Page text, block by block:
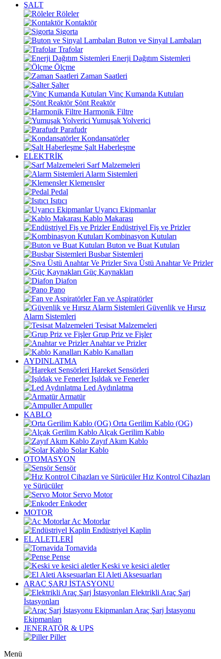
ŞALT
Röleler
Kontaktör
Sigorta
Buton ve Sinyal Lambaları
Trafolar
Enerji Dağıtım Sistemleri
Ölçme
Zaman Saatleri
Şalter
Vinç Kumanda Kutuları
Şönt Reaktör
Harmonik Filtre
Yumuşak Yolverici
Parafudr
Kondansatörler
Şalt Haberleşme
ELEKTRİK
Sarf Malzemeleri
Alarm Sistemleri
Klemensler
Pedal
Isıtıcı
Uyarıcı Ekipmanlar
Kablo Makarası
Endüstriyel Fiş ve Prizler
Kombinasyon Kutuları
Buton ve Buat Kutuları
Busbar Sistemleri
Sıva Üstü Anahtar Ve Prizler
Güç Kaynakları
Diafon
Pano
Fan ve Aspiratörler
Güvenlik ve Hırsız
Alarm Sistemleri
Tesisat Malzemeleri
Grup Priz ve Fişler
Anahtar ve Prizler
Kablo Kanalları
AYDINLATMA
Hareket Sensörleri
Işıldak ve Fenerler
Led Aydınlatma
Armatür
Ampuller
KABLO
Orta Gerilim Kablo (OG)
Alçak Gerilim Kablo
Zayıf Akım Kablo
Solar Kablo
OTOMASYON
Sensör
Hız Kontrol Cihazları
ve Sürücüler
Servo Motor
Enkoder
MOTOR
Ac Motorlar
Endüstriyel Kaplin
EL ALETLERİ
Tornavida
Pense
Keski ve kesici aletler
El Aleti Aksesuarları
ARAÇ ŞARJ İSTASYONU
Elektrikli Araç Şarj
İstasyonları
Araç Şarj İstasyonu
Ekipmanları
JENERATÖR & UPS
Piller
Menü